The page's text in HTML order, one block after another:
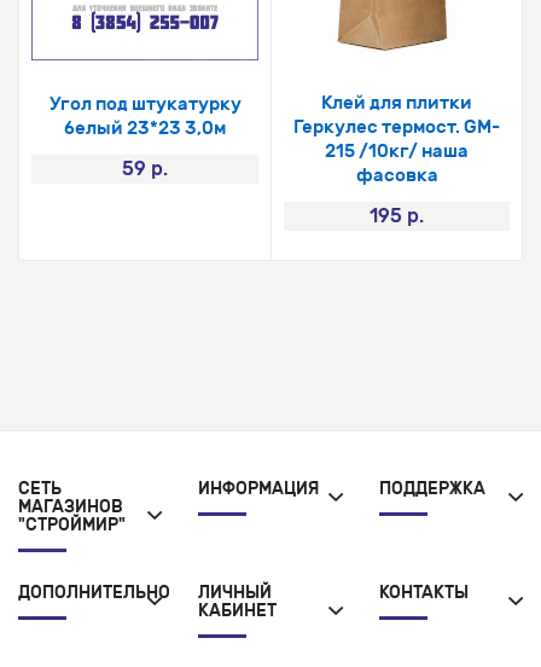
Угол под штукатурку
белый 23*23 3,0м
59 р.
Клей для плитки
Геркулес термост. GM-
215 /10кг/ наша
фасовка
195 р.
СЕТЬ
МАГАЗИНОВ
"СТРОЙМИР"
ИНФОРМАЦИЯ ПОДДЕРЖКА
ДОПОЛНИТЕЛЬНО
ЛИЧНЫЙ
КАБИНЕТ
КОНТАКТЫ